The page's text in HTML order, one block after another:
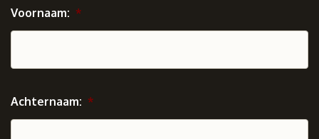
Voornaam: *
Achternaam: *